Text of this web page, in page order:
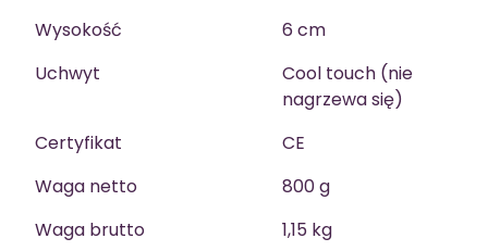
Wysokość
6 cm
Uchwyt
Cool touch (nie
nagrzewa się)
Certyfikat
CE
Waga netto
800 g
Waga brutto
1,15 kg